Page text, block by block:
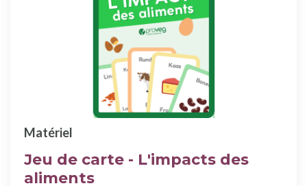
Jeu de carte - L'impacts des
aliments
Matériel